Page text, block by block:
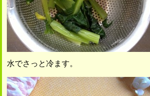
水でさっと冷ます。